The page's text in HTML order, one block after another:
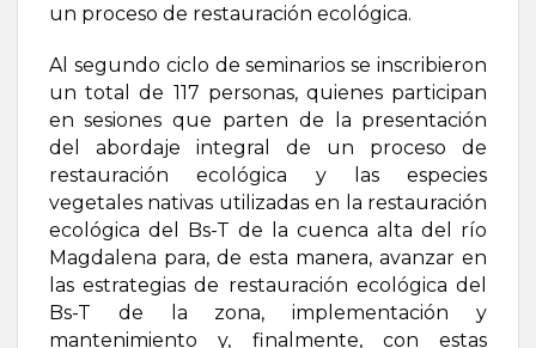
un proceso de restauración ecológica.
Al segundo ciclo de seminarios se inscribieron
un total de 117 personas, quienes participan
en sesiones que parten de la presentación
del abordaje integral de un proceso de
restauración ecológica y las especies
vegetales nativas utilizadas en la restauración
ecológica del Bs-T de la cuenca alta del río
Magdalena para, de esta manera, avanzar en
las estrategias de restauración ecológica del
Bs-T de la zona, implementación y
mantenimiento y, finalmente, con estas